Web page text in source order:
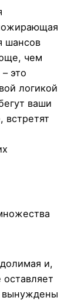
шансов
чем
это
логикой
ваши
встретят
и,
вынуждены